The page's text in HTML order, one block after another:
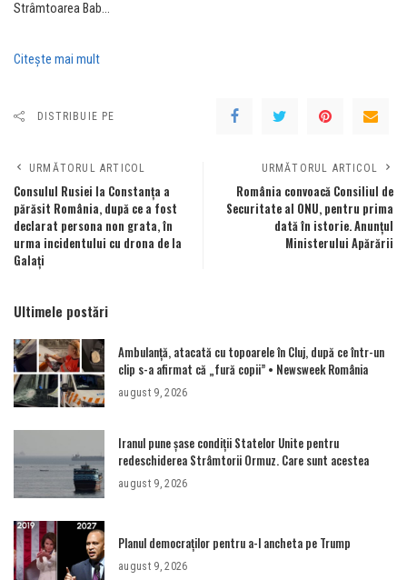
Strâmtoarea Bab…
Citeşte mai mult
DISTRIBUIE PE
URMĂTORUL ARTICOL
Consulul Rusiei la Constanța a
părăsit România, după ce a fost
declarat persona non grata, în
urma incidentului cu drona de la
Galați
URMĂTORUL ARTICOL
România convoacă Consiliul de
Securitate al ONU, pentru prima
dată în istorie. Anunțul
Ministerului Apărării
Ultimele postări
Ambulanţă, atacată cu topoarele în Cluj, după ce într-un
clip s-a afirmat că „fură copii” • Newsweek România
august 9, 2026
Iranul pune șase condiții Statelor Unite pentru
redeschiderea Strâmtorii Ormuz. Care sunt acestea
august 9, 2026
Planul democraților pentru a-l ancheta pe Trump
august 9, 2026